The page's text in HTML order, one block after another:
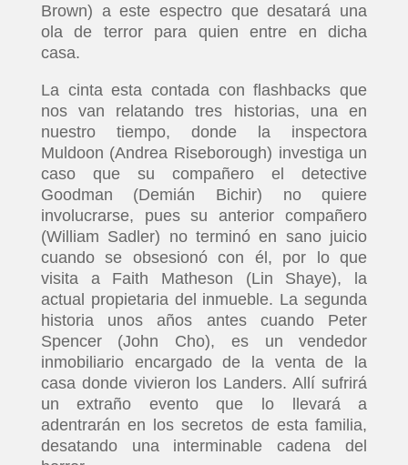
Brown) a este espectro que desatará una
ola de terror para quien entre en dicha
casa.
La cinta esta contada con flashbacks que
nos van relatando tres historias, una en
nuestro tiempo, donde la inspectora
Muldoon (Andrea Riseborough) investiga un
caso que su compañero el detective
Goodman (Demián Bichir) no quiere
involucrarse, pues su anterior compañero
(William Sadler) no terminó en sano juicio
cuando se obsesionó con él, por lo que
visita a Faith Matheson (Lin Shaye), la
actual propietaria del inmueble. La segunda
historia unos años antes cuando Peter
Spencer (John Cho), es un vendedor
inmobiliario encargado de la venta de la
casa donde vivieron los Landers. Allí sufrirá
un extraño evento que lo llevará a
adentrarán en los secretos de esta familia,
desatando una interminable cadena del